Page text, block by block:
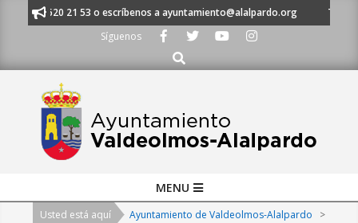
al 91 620 21 53 o escríbenos a ayuntamiento@alalpardo.org
TE
Síguenos
Buscar
Navigation
MENU
Usted está aquí Ayuntamiento de Valdeolmos-Alalpardo
>